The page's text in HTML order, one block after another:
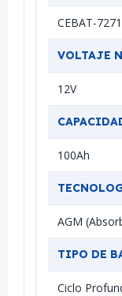
CEBAT-7271
VOLTAJE
12V
100Ah
AGM
TIPO DE
Ciclo